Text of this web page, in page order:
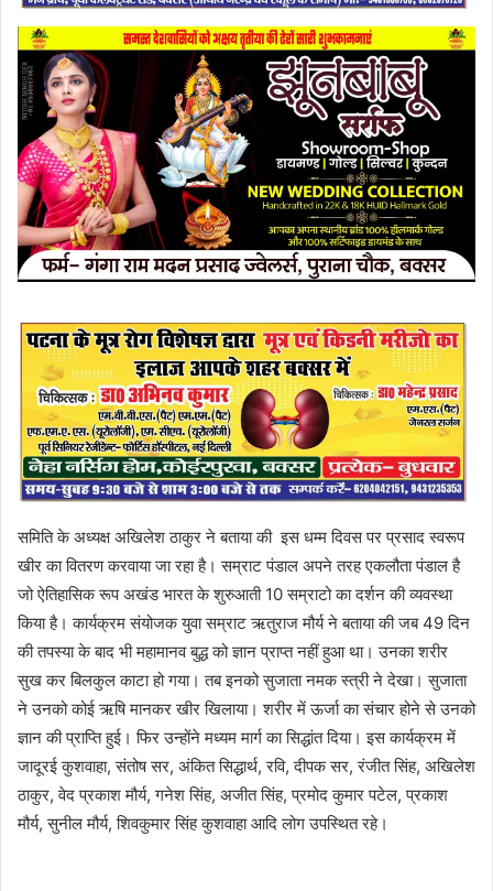
समिति के अध्यक्ष अखिलेश ठाकुर ने बताया की इस धम्म दिवस पर प्रसाद स्वरूप
खीर का वितरण करवाया जा रहा है। सम्राट पंडाल अपने तरह एकलौता पंडाल है
जो ऐतिहासिक रूप अखंड भारत के शुरुआती 10 सम्राटो का दर्शन की व्यवस्था
किया है। कार्यक्रम संयोजक युवा सम्राट ऋतुराज मौर्य ने बताया की जब 49 दिन
की तपस्या के बाद भी महामानव बुद्ध को ज्ञान प्राप्त नहीं हुआ था। उनका शरीर
सुख कर बिलकुल काटा हो गया। तब इनको सुजाता नमक स्त्री ने देखा। सुजाता
ने उनको कोई ऋषि मानकर खीर खिलाया। शरीर में ऊर्जा का संचार होने से उनको
ज्ञान की प्राप्ति हुई। फिर उन्होंने मध्यम मार्ग का सिद्धांत दिया। इस कार्यक्रम में
जादूरई कुशवाहा, संतोष सर, अंकित सिद्धार्थ, रवि, दीपक सर, रंजीत सिंह, अखिलेश
ठाकुर, वेद प्रकाश मौर्य, गनेश सिंह, अजीत सिंह, प्रमोद कुमार पटेल, प्रकाश
मौर्य, सुनील मौर्य, शिवकुमार सिंह कुशवाहा आदि लोग उपस्थित रहे।